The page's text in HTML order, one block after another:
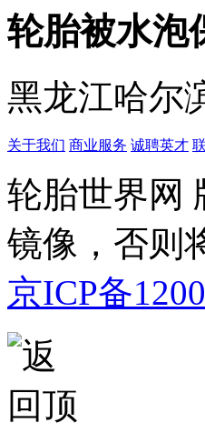
轮胎被水泡
黑龙江哈尔
关于我们 商业服务 诚聘英才
轮胎世界网
镜像，否则
京ICP备